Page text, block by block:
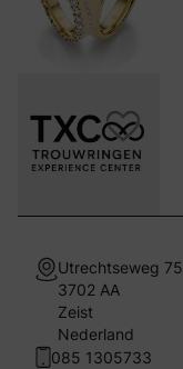
Utrechtseweg 75
3702 AA
Zeist
Nederland
085 1305733